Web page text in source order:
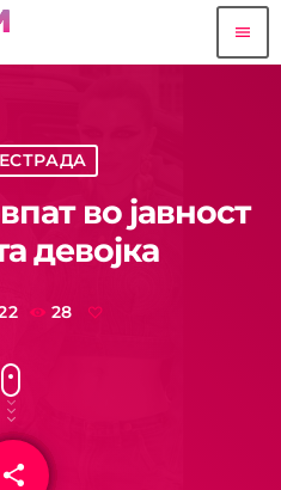
menu
ЕСТРАДА
во јавност
девојка
28
share
email